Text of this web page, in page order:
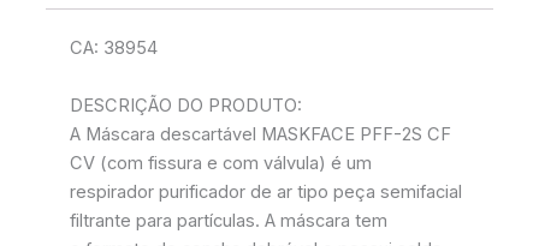
CA: 38954
DESCRIÇÃO DO PRODUTO:
A Máscara descartável MASKFACE PFF-2S CF
CV (com fissura e com válvula) é um
respirador purificador de ar tipo peça semifacial
filtrante para partículas. A máscara tem